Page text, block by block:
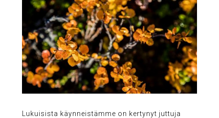
Lukuisista käynneistämme on kertynyt juttuja